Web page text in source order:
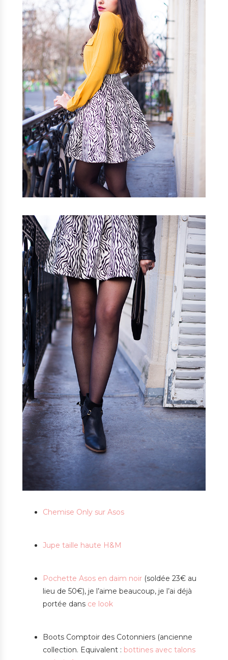
Chemise Only sur Asos
Jupe taille haute H&M
Pochette Asos en daim noir (soldée 23€ au
lieu de 50€), je l’aime beaucoup, je l’ai déjà
portée dans ce look
Boots Comptoir des Cotonniers (ancienne
collection. Equivalent : bottines avec talons